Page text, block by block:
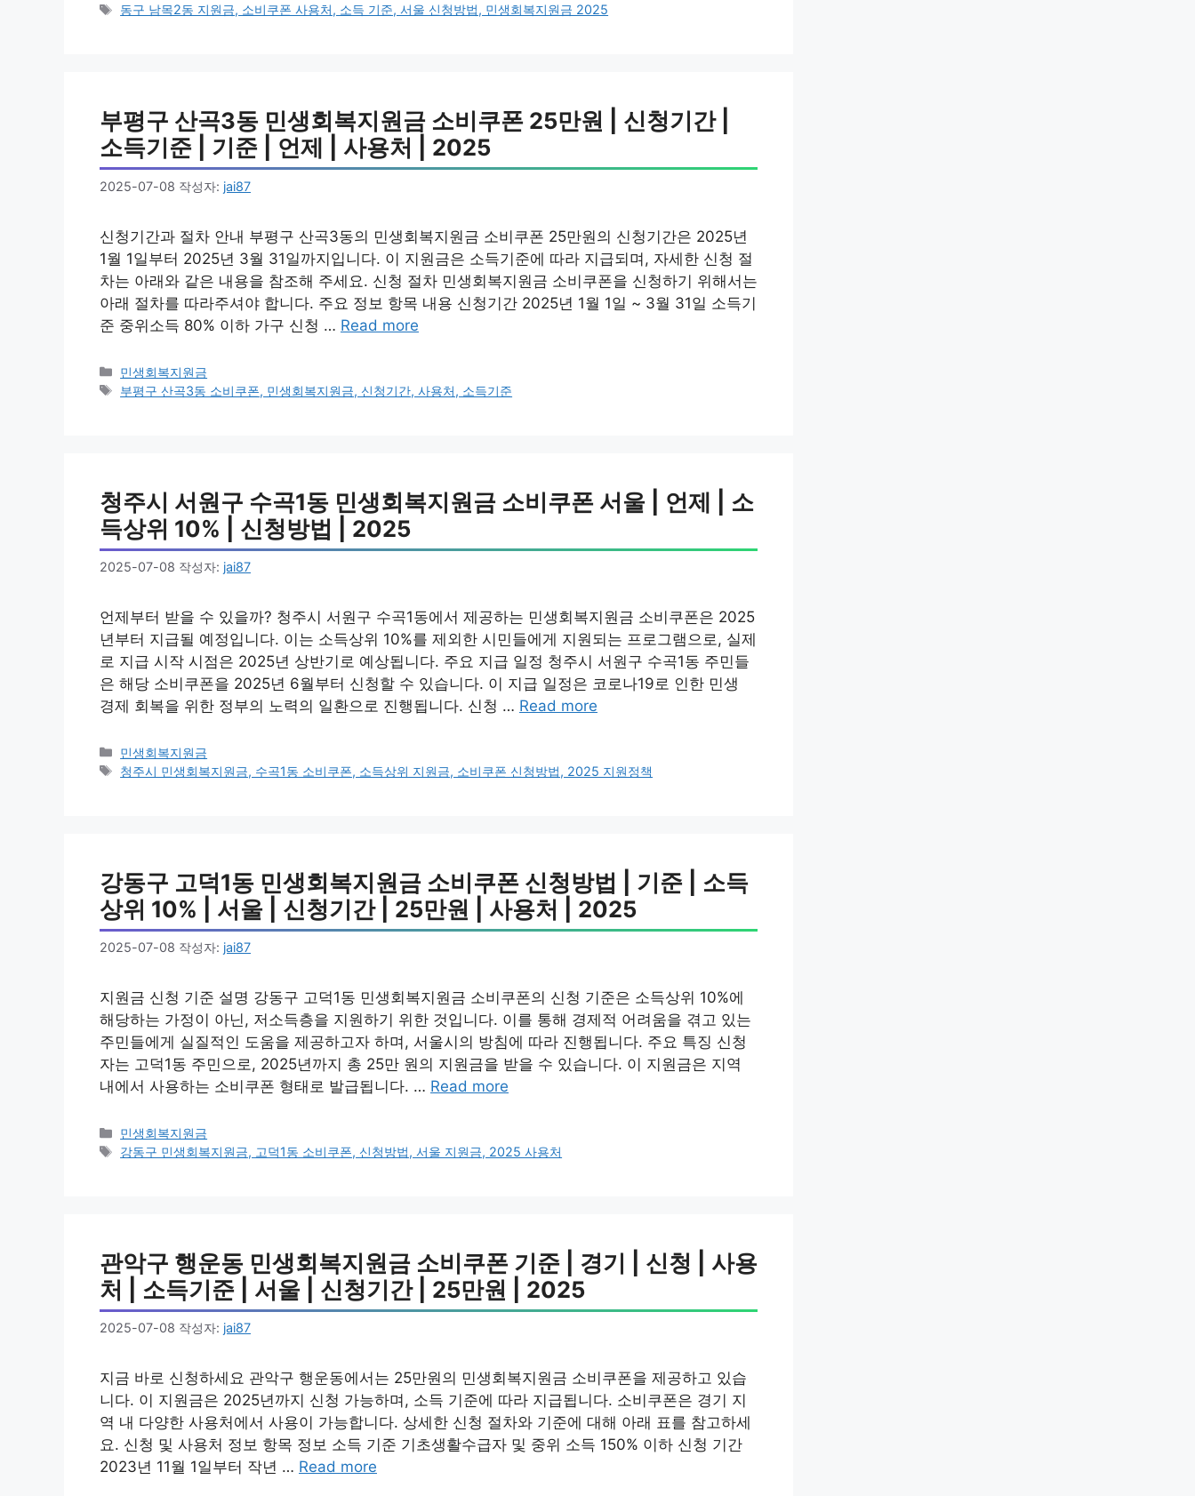
테
태
동구 남목2동 지원금, 소비쿠폰 사용처, 소득 기준, 서울 신청방법, 민생회복지원금 2025
부평구 산곡3동 민생회복지원금 소비쿠폰 25만원 | 신청기간 |
소득기준 | 기준 | 언제 | 사용처 | 2025
2025-07-08 작성자: jai87
신청기간과 절차 안내 부평구 산곡3동의 민생회복지원금 소비쿠폰 25만원의 신청기간은 2025년
1월 1일부터 2025년 3월 31일까지입니다. 이 지원금은 소득기준에 따라 지급되며, 자세한 신청 절
차는 아래와 같은 내용을 참조해 주세요. 신청 절차 민생회복지원금 소비쿠폰을 신청하기 위해서는
아래 절차를 따라주셔야 합니다. 주요 정보 항목 내용 신청기간 2025년 1월 1일 ~ 3월 31일 소득기
준 중위소득 80% 이하 가구 신청 … Read more
카
테
민생회복지원금
태
부평구 산곡3동 소비쿠폰, 민생회복지원금, 신청기간, 사용처, 소득기준
청주시 서원구 수곡1동 민생회복지원금 소비쿠폰 서울 | 언제 | 소
득상위 10% | 신청방법 | 2025
2025-07-08 작성자: jai87
언제부터 받을 수 있을까? 청주시 서원구 수곡1동에서 제공하는 민생회복지원금 소비쿠폰은 2025
년부터 지급될 예정입니다. 이는 소득상위 10%를 제외한 시민들에게 지원되는 프로그램으로, 실제
로 지급 시작 시점은 2025년 상반기로 예상됩니다. 주요 지급 일정 청주시 서원구 수곡1동 주민들
은 해당 소비쿠폰을 2025년 6월부터 신청할 수 있습니다. 이 지급 일정은 코로나19로 인한 민생
경제 회복을 위한 정부의 노력의 일환으로 진행됩니다. 신청 … Read more
카
테
민생회복지원금
태
청주시 민생회복지원금, 수곡1동 소비쿠폰, 소득상위 지원금, 소비쿠폰 신청방법, 2025 지원정책
강동구 고덕1동 민생회복지원금 소비쿠폰 신청방법 | 기준 | 소득
상위 10% | 서울 | 신청기간 | 25만원 | 사용처 | 2025
2025-07-08 작성자: jai87
지원금 신청 기준 설명 강동구 고덕1동 민생회복지원금 소비쿠폰의 신청 기준은 소득상위 10%에
해당하는 가정이 아닌, 저소득층을 지원하기 위한 것입니다. 이를 통해 경제적 어려움을 겪고 있는
주민들에게 실질적인 도움을 제공하고자 하며, 서울시의 방침에 따라 진행됩니다. 주요 특징 신청
자는 고덕1동 주민으로, 2025년까지 총 25만 원의 지원금을 받을 수 있습니다. 이 지원금은 지역
내에서 사용하는 소비쿠폰 형태로 발급됩니다. … Read more
카
테
민생회복지원금
태
강동구 민생회복지원금, 고덕1동 소비쿠폰, 신청방법, 서울 지원금, 2025 사용처
관악구 행운동 민생회복지원금 소비쿠폰 기준 | 경기 | 신청 | 사용
처 | 소득기준 | 서울 | 신청기간 | 25만원 | 2025
2025-07-08 작성자: jai87
지금 바로 신청하세요 관악구 행운동에서는 25만원의 민생회복지원금 소비쿠폰을 제공하고 있습
니다. 이 지원금은 2025년까지 신청 가능하며, 소득 기준에 따라 지급됩니다. 소비쿠폰은 경기 지
역 내 다양한 사용처에서 사용이 가능합니다. 상세한 신청 절차와 기준에 대해 아래 표를 참고하세
요. 신청 및 사용처 정보 항목 정보 소득 기준 기초생활수급자 및 중위 소득 150% 이하 신청 기간
2023년 11월 1일부터 작년 … Read more